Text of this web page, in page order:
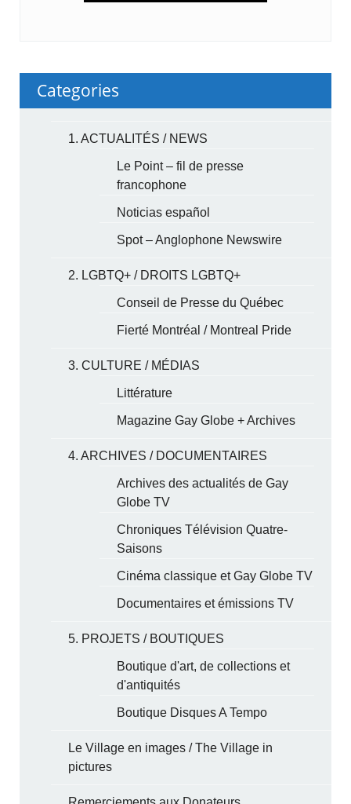
Categories
1. ACTUALITÉS / NEWS
Le Point – fil de presse
francophone
Noticias español
Spot – Anglophone Newswire
2. LGBTQ+ / DROITS LGBTQ+
Conseil de Presse du Québec
Fierté Montréal / Montreal Pride
3. CULTURE / MÉDIAS
Littérature
Magazine Gay Globe + Archives
4. ARCHIVES / DOCUMENTAIRES
Archives des actualités de Gay
Globe TV
Chroniques Télévision Quatre-
Saisons
Cinéma classique et Gay Globe TV
Documentaires et émissions TV
5. PROJETS / BOUTIQUES
Boutique d'art, de collections et
d'antiquités
Boutique Disques A Tempo
Le Village en images / The Village in
pictures